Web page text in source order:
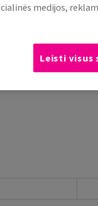
medijos,
Leisti visus